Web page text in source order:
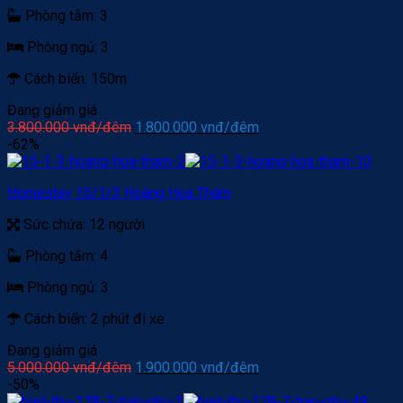
Phòng tắm: 3
Phòng ngủ: 3
Cách biển: 150m
Đang giảm giá
3.800.000vnđ/đêm Giá
là:
đêm.
1.800.000 vnđ/đêm
tại
-62%
Homestay 15/1/3 Hoàng Hoa Thám
Sức chứa: 12 người
Phòng tắm: 4
Phòng ngủ: 3
Cách biển: 2 phút đi xe
Đang giảm giá
5.000.000vnđ/đêm Giá
1.900.000 vnđ/đêm
-50%